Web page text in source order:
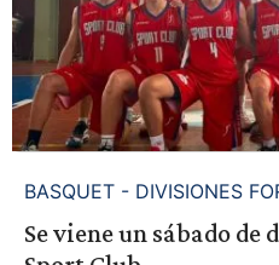
BASQUET - DIVISIONES
Se viene un sábado